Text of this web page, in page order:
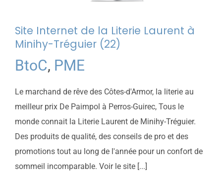
Site Internet de la Literie Laurent à
Minihy-Tréguier (22)
BtoC, PME
Le marchand de rêve des Côtes-d'Armor, la literie au
meilleur prix De Paimpol à Perros-Guirec, Tous le
monde connait la Literie Laurent de Minihy-Tréguier.
Des produits de qualité, des conseils de pro et des
promotions tout au long de l'année pour un confort de
sommeil incomparable. Voir le site [...]